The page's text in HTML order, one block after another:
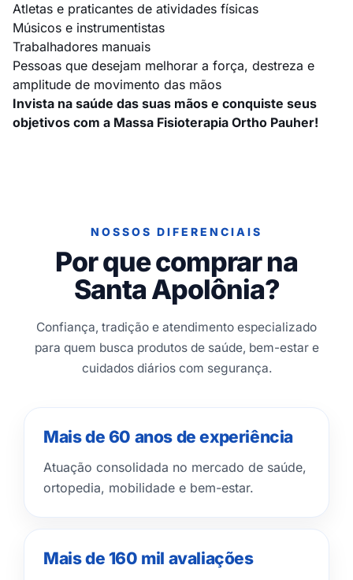
Atletas e praticantes de atividades físicas
Músicos e instrumentistas
Trabalhadores manuais
Pessoas que desejam melhorar a força, destreza e
amplitude de movimento das mãos
Invista na saúde das suas mãos e conquiste seus
objetivos com a Massa Fisioterapia Ortho Pauher!
NOSSOS DIFERENCIAIS
Por que comprar na
Santa Apolônia?
Confiança, tradição e atendimento especializado
para quem busca produtos de saúde, bem-estar e
cuidados diários com segurança.
Mais de 60 anos de experiência
Atuação consolidada no mercado de saúde,
ortopedia, mobilidade e bem-estar.
Mais de 160 mil avaliações